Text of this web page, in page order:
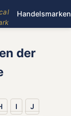
Handelsmarken
der
I J